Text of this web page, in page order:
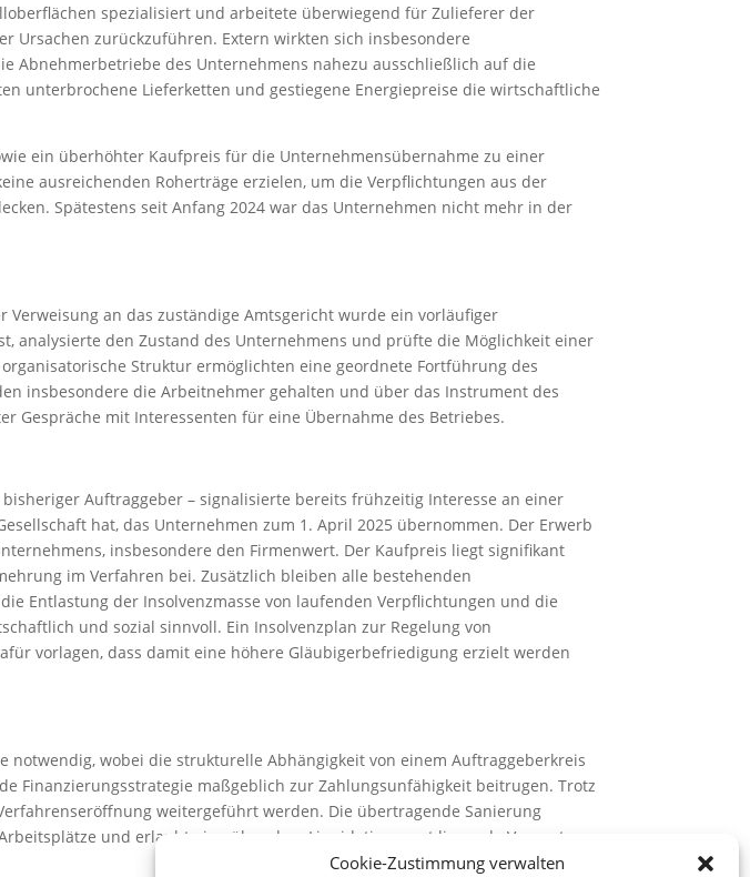
Cookie-Zustimmung verwalten
spezialisiert und arbeitete überwiegend für Zulieferer der
Ursachen zurückzuführen. Extern wirkten sich insbesondere
Abnehmerbetriebe des Unternehmens nahezu ausschließlich auf die
unterbrochene Lieferketten und gestiegene Energiepreise die wirtschaftliche
ein überhöhter Kaufpreis für die Unternehmensübernahme zu einer
ausreichenden Roherträge erzielen, um die Verpflichtungen aus der
Spätestens seit Anfang 2024 war das Unternehmen nicht mehr in der
an das zuständige Amtsgericht wurde ein vorläufiger
analysierte den Zustand des Unternehmens und prüfte die Möglichkeit einer
Struktur ermöglichten eine geordnete Fortführung des
insbesondere die Arbeitnehmer gehalten und über das Instrument des
Gespräche mit Interessenten für eine Übernahme des Betriebes.
Auftraggeber – signalisierte bereits frühzeitig Interesse an einer
hat, das Unternehmen zum 1. April 2025 übernommen. Der Erwerb
insbesondere den Firmenwert. Der Kaufpreis liegt signifikant
im Verfahren bei. Zusätzlich bleiben alle bestehenden
Entlastung der Insolvenzmasse von laufenden Verpflichtungen und die
und sozial sinnvoll. Ein Insolvenzplan zur Regelung von
vorlagen, dass damit eine höhere Gläubigerbefriedigung erzielt werden
wobei die strukturelle Abhängigkeit von einem Auftraggeberkreis
Finanzierungsstrategie maßgeblich zur Zahlungsunfähigkeit beitrugen. Trotz
weitergeführt werden. Die übertragende Sanierung
und erlaubt eine über dem Liquidationswert liegende Verwertung